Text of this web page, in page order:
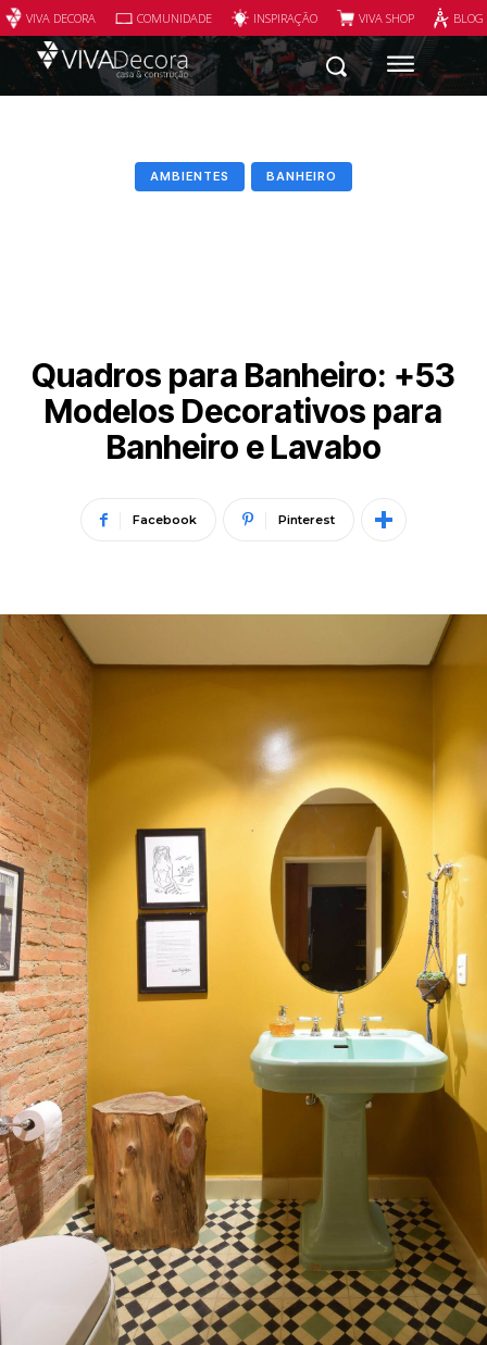
VIVA DECORA COMUNIDADE INSPIRAÇÃO VIVA SHOP
AMBIENTES BANHEIRO
Quadros para Banheiro: +53
Modelos Decorativos para
Banheiro e Lavabo
Facebook Pinterest